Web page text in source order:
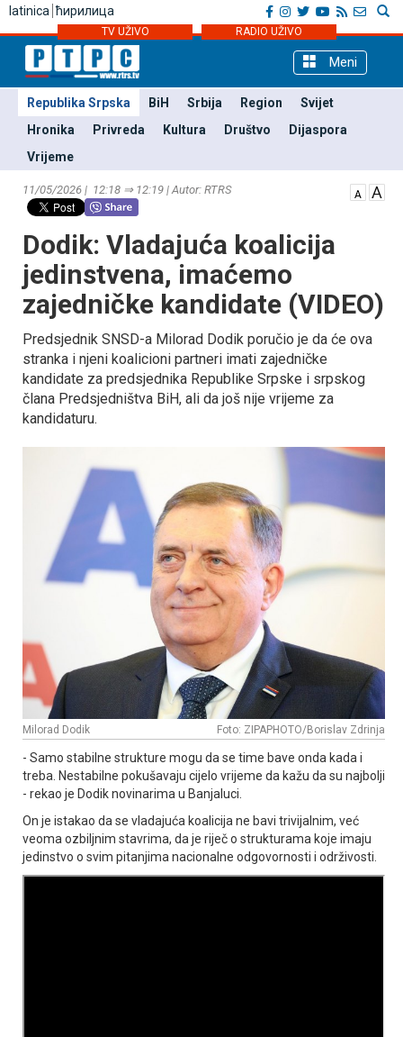
latinica ћирилица
TV UŽIVO RADIO UŽIVO
Meni
Republika Srpska BiH Srbija Region
Svijet
Hronika
Privreda Kultura Društvo
Dijaspora
Vrijeme
11/05/2026 | 12:18 ⇒ 12:19 | Autor: RTRS
Dodik: Vladajuća koalicija
jedinstvena, imaćemo
zajedničke kandidate (VIDEO)
Predsjednik SNSD-a Milorad Dodik poručio je da će ova
stranka i njeni koalicioni partneri imati zajedničke
kandidate za predsjednika Republike Srpske i srpskog
člana Predsjedništva BiH, ali da još nije vrijeme za
kandidaturu.
Milorad Dodik Foto: ZIPAPHOTO/Borislav Zdrinja
- Samo stabilne strukture mogu da se time bave onda kada i
treba. Nestabilne pokušavaju cijelo vrijeme da kažu da su najbolji
- rekao je Dodik novinarima u Banjaluci.
On je istakao da se vladajuća koalicija ne bavi trivijalnim, već
veoma ozbiljnim stavrima, da je riječ o strukturama koje imaju
jedinstvo o svim pitanjima nacionalne odgovornosti i održivosti.